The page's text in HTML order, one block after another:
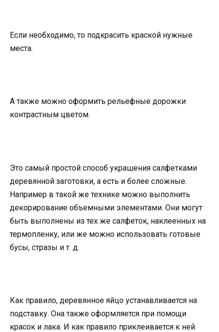
Если необходимо, то подкрасить краской нужные
места.
А также можно оформить рельефные дорожки
контрастным цветом.
Это самый простой способ украшения салфетками
деревянной заготовки, а есть и более сложные.
Например в такой же технике можно выполнить
декорирование объемными элементами. Они могут
быть выполнены из тех же салфеток, наклеенных на
термопленку, или же можно использовать готовые
бусы, стразы и т. д.
Как правило, деревянное яйцо устанавливается на
подставку. Она также оформляется при помощи
красок и лака. И как правило приклеивается к ней.